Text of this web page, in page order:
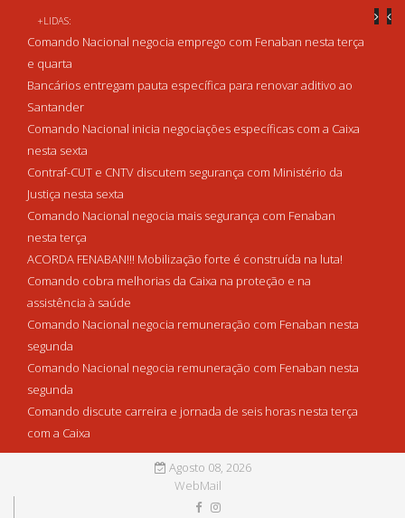
+LIDAS:
Comando Nacional negocia emprego com Fenaban nesta terça
e quarta
Bancários entregam pauta específica para renovar aditivo ao
Santander
Comando Nacional inicia negociações específicas com a Caixa
nesta sexta
Contraf-CUT e CNTV discutem segurança com Ministério da
Justiça nesta sexta
Comando Nacional negocia mais segurança com Fenaban
nesta terça
ACORDA FENABAN!!! Mobilização forte é construída na luta!
Comando cobra melhorias da Caixa na proteção e na
assistência à saúde
Comando Nacional negocia remuneração com Fenaban nesta
segunda
Comando Nacional negocia remuneração com Fenaban nesta
segunda
Comando discute carreira e jornada de seis horas nesta terça
com a Caixa
Agosto 08, 2026
WebMail